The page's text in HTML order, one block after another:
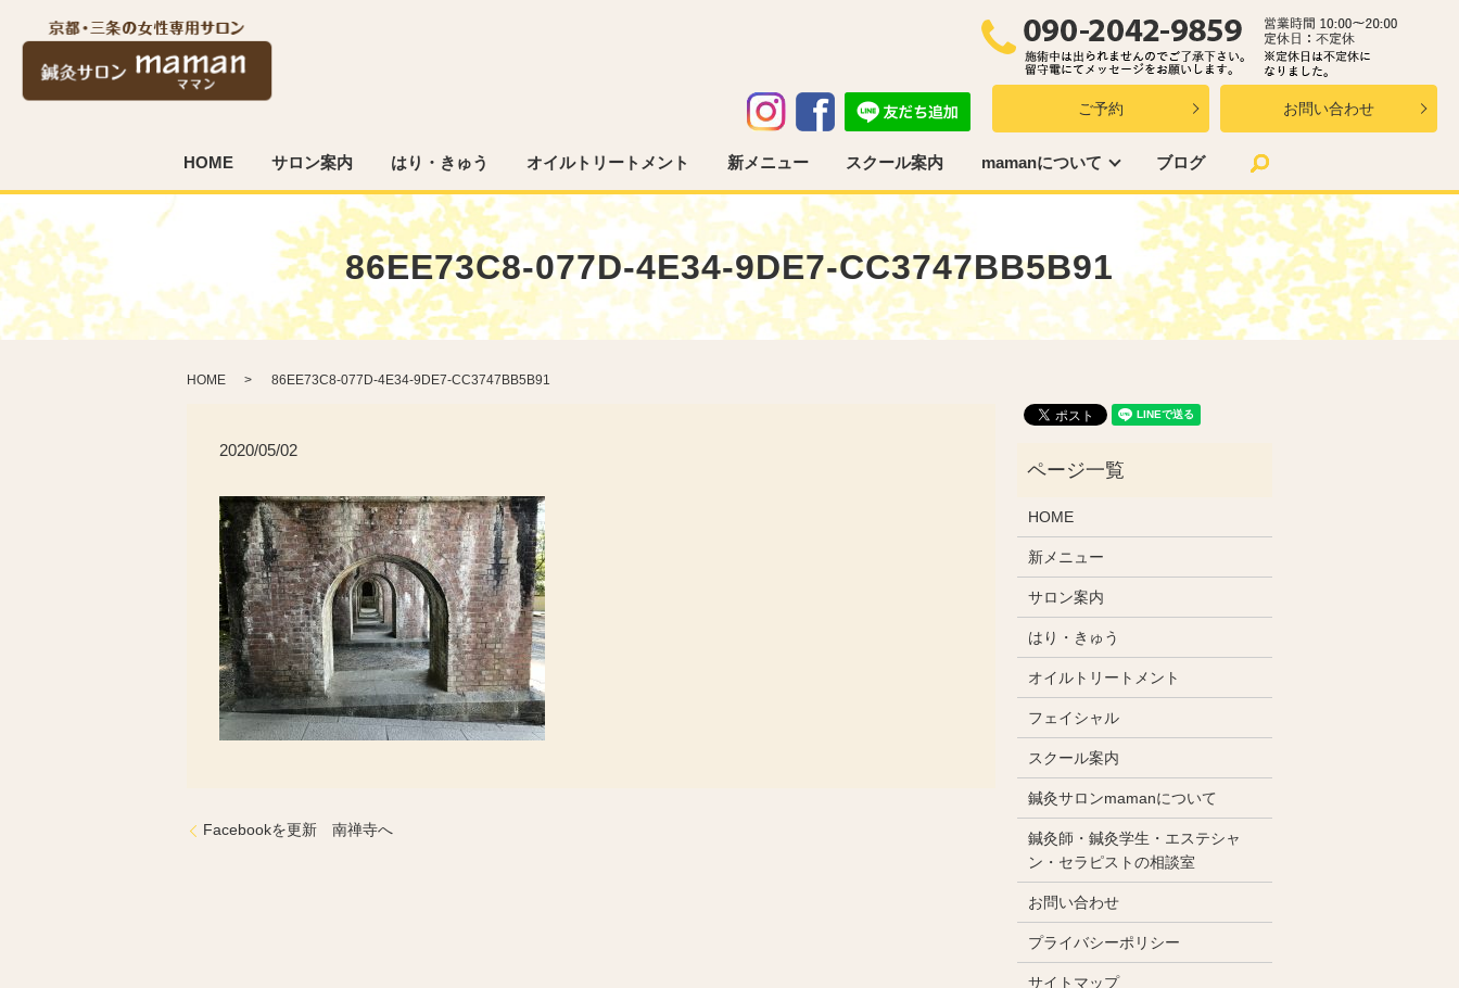
お問い合わせ
ご予約
HOME サロン案内 はり・きゅう オイルトリートメント 新メニュー スクール案内 mamanについて ブログ
86EE73C8-077D-4E34-9DE7-CC3747BB5B91
HOME 86EE73C8-077D-4E34-9DE7-CC3747BB5B91
2020/05/02
Facebookを更新 南禅寺へ
HOME
新メニュー
サロン案内
はり・きゅう
オイルトリートメント
フェイシャル
スクール案内
鍼灸サロンmamanについて
鍼灸師・鍼灸学生・エステシャ
ン・セラピストの相談室
お問い合わせ
プライバシーポリシー
サイトマップ